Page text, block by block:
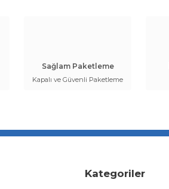
Sağlam Paketleme
Kapalı ve Güvenli Paketleme
Kategoriler